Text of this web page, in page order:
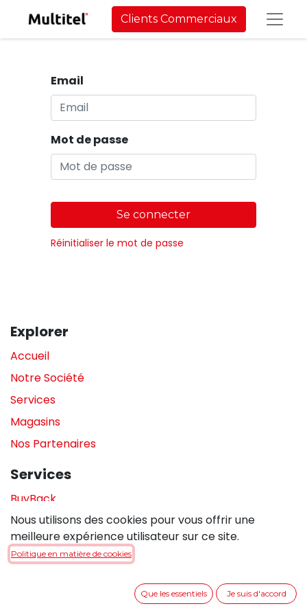
Clients Commerciaux
Email
Mot de passe
Se connecter
Réinitialiser le mot de passe
Explorer
Accueil
Notre Société
Services
Magasins
Nos Partenaires
Services
BuyBack
Assistance en magasin
Réparations
Politique de confidentialité
Nous utilisons des cookies pour vous offrir une
meilleure expérience utilisateur sur ce site.
Politique en matière de cookies
Que les essentiels Je suis d'accord